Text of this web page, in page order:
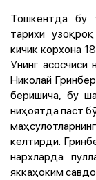
Тошкентда бу
тарихи
кичик корхона
Унинг асосчиси
Николай
беришича, бу
ниҳоятда паст
келтирди.
нархларда
яккаҳоким